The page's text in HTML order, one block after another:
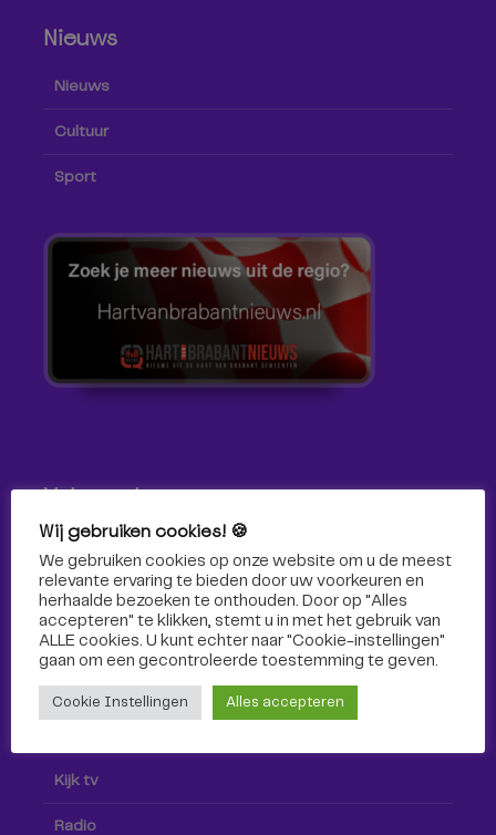
Nieuws
Nieuws
Cultuur
Sport
Volg ons!
Volg Omroep Tilburg niet alleen hier, maar ook via social
media!
Kijk tv
Radio
Wij gebruiken cookies! 🍪
We gebruiken cookies op onze website om u de meest
relevante ervaring te bieden door uw voorkeuren en
herhaalde bezoeken te onthouden. Door op "Alles
accepteren" te klikken, stemt u in met het gebruik van
ALLE cookies. U kunt echter naar "Cookie-instellingen"
gaan om een ​​gecontroleerde toestemming te geven.
Cookie Instellingen Alles accepteren